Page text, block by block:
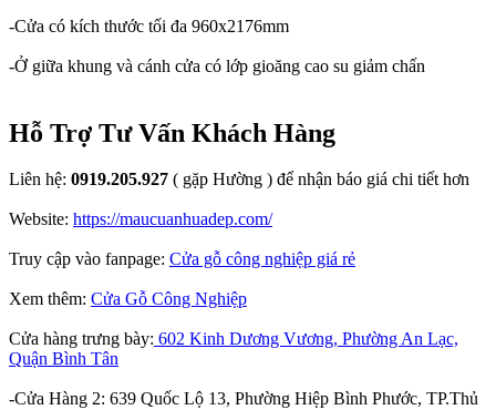
-Cửa có kích thước tối đa 960x2176mm
-Ở giữa khung và cánh cửa có lớp gioăng cao su giảm chấn
Hỗ Trợ Tư Vấn Khách Hàng
Liên hệ: 0919.205.927 ( gặp Hường ) để nhận báo giá chi tiết hơn
Website: https://maucuanhuadep.com/
Truy cập vào fanpage: Cửa gỗ công nghiệp giá rẻ
Xem thêm: Cửa Gỗ Công Nghiệp
Cửa hàng trưng bày: 602 Kinh Dương Vương, Phường An Lạc,
Quận Bình Tân
-Cửa Hàng 2: 639 Quốc Lộ 13, Phường Hiệp Bình Phước, TP.Thủ